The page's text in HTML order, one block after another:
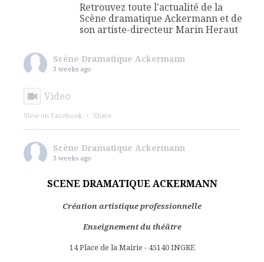
Retrouvez toute l'actualité de la
Scène dramatique Ackermann et de
son artiste-directeur Marin Heraut
Scène Dramatique Ackermann
3 weeks ago
Video
View on Facebook · Share
Scène Dramatique Ackermann
3 weeks ago
🎭 STAGES THEATRE - LE CABARET DES
vous proposons pas une série de stages.
Nous vous invitons à entrer dans un univers.
SCENE DRAMATIQUE ACKERMANN
Création artistique professionnelle
Enseignement du théâtre
14 Place de la Mairie - 45140 INGRE